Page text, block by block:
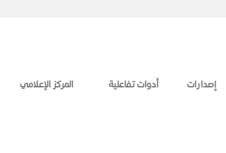
إصدارات أدوات تفاعلية المركز الإعلامي